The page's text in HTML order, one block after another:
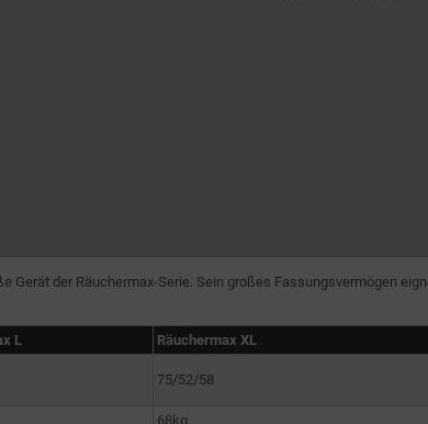
Gerät der Räuchermax-Serie. Sein großes Fassungsvermögen
L Räuchermax XL
75/52/58
68kg